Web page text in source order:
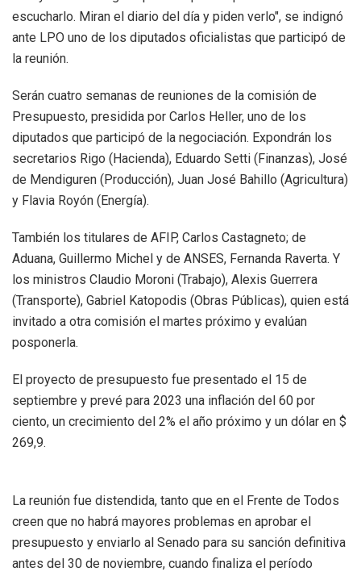
escucharlo. Miran el diario del día y piden verlo", se indignó
ante LPO uno de los diputados oficialistas que participó de
la reunión.
Serán cuatro semanas de reuniones de la comisión de
Presupuesto, presidida por Carlos Heller, uno de los
diputados que participó de la negociación. Expondrán los
secretarios Rigo (Hacienda), Eduardo Setti (Finanzas), José
de Mendiguren (Producción), Juan José Bahillo (Agricultura)
y Flavia Royón (Energía).
También los titulares de AFIP, Carlos Castagneto; de
Aduana, Guillermo Michel y de ANSES, Fernanda Raverta. Y
los ministros Claudio Moroni (Trabajo), Alexis Guerrera
(Transporte), Gabriel Katopodis (Obras Públicas), quien está
invitado a otra comisión el martes próximo y evalúan
posponerla.
El proyecto de presupuesto fue presentado el 15 de
septiembre y prevé para 2023 una inflación del 60 por
ciento, un crecimiento del 2% el año próximo y un dólar en $
269,9.
La reunión fue distendida, tanto que en el Frente de Todos
creen que no habrá mayores problemas en aprobar el
presupuesto y enviarlo al Senado para su sanción definitiva
antes del 30 de noviembre, cuando finaliza el período